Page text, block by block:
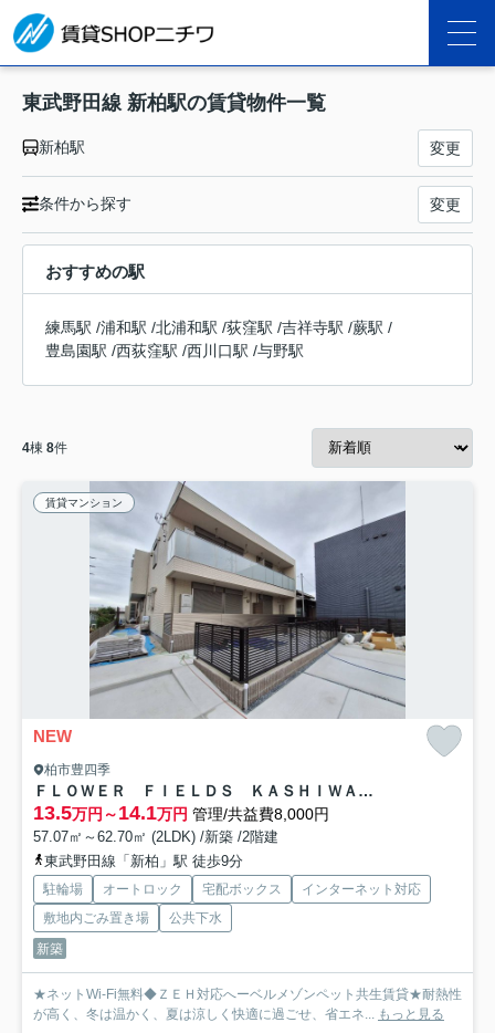
東武野田線 新柏駅の賃貸物件一覧
新柏駅 変更
条件から探す 変更
おすすめの駅
練馬駅 /浦和駅 /北浦和駅 /荻窪駅 /吉祥寺駅 /蕨駅 /
豊島園駅 /西荻窪駅 /西川口駅 /与野駅
4棟 8件
賃貸マンション
NEW
柏市豊四季
ＦＬＯＷＥＲ ＦＩＥＬＤＳ ＫＡＳＨＩＷＡ フラワーフィールズカシワ
13.5万円～14.1万円 管理/共益費8,000円
57.07㎡～62.70㎡ (2LDK) /新築 /2階建
東武野田線「新柏」駅 徒歩9分
駐輪場 オートロック 宅配ボックス
インターネット対応
敷地内ごみ置き場
公共下水
新築
★ネットWi-Fi無料◆ＺＥＨ対応へーベルメゾンペット共生賃貸★耐熱性
が高く、冬は温かく、夏は涼しく快適に過ごせ、省エネ...
もっと見る